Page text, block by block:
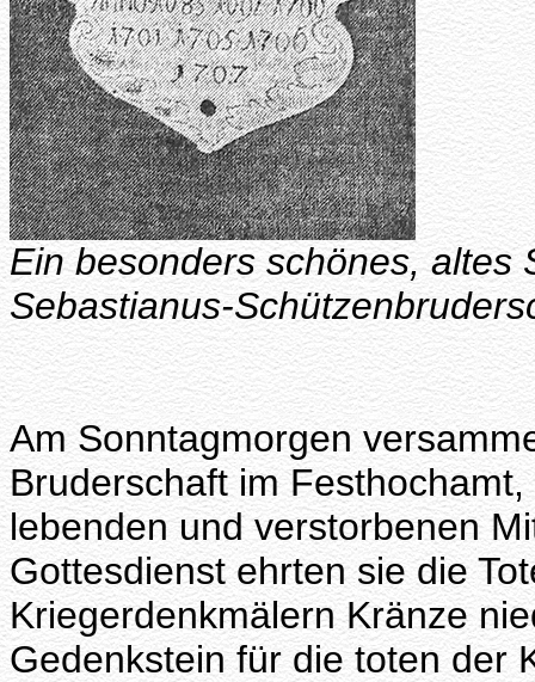
Ein besonders schönes, altes
Sebastianus-
Am Sonntagmorgen
Bruderschaft im
lebenden und verstorbenen
Gottesdienst ehrten sie die
Kriegerdenkmälern Kränze
Gedenkstein für die toten der